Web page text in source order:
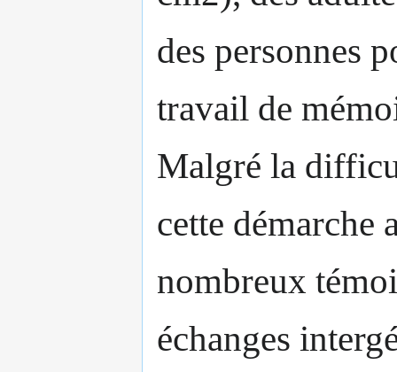
des personnes
travail de
Malgré la
cette démarche
nombreux
échanges